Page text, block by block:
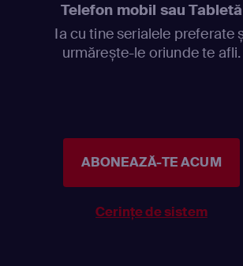
Telefon mobil sau Tabletă
Ia cu tine serialele preferate
urmărește-le oriunde te afli.
ABONEAZĂ-TE ACUM
Cerințe de sistem